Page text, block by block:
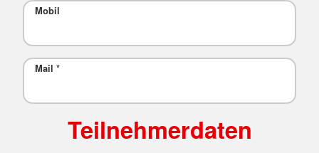
Mobil
Mail *
Teilnehmerdaten